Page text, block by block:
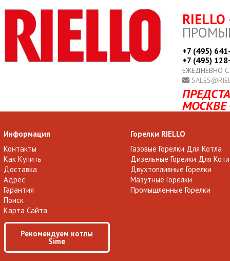
RIELLO
+7 (495)
+7 (495)
ЕЖЕДНЕВНО
МОСКВЕ
Информация
Контакты
Как Купить
Доставка
Адрес
Гарантия
Поиск
Карта Сайта
Рекомендуем котлы
Sime
Горелки RIELLO
Газовые Горелки Для Котла
Дизельные Горелки Для
Двухтопливные Горелки
Мазутные Горелки
Промышленные Горелки